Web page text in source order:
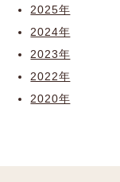
2025年
2024年
2023年
2022年
2020年